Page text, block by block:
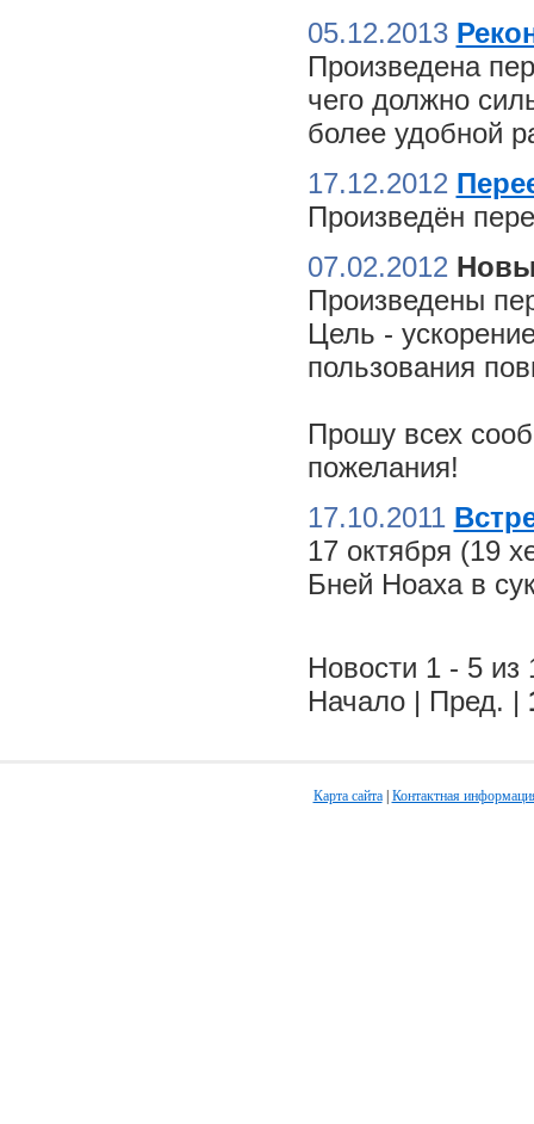
05.12.2013
Произведена
чего должно
более удобной
17.12.2012
Произведён
07.02.2012
Произведены
Цель -
пользования
Прошу всех
пожелания!
17.10.2011
17 октября (19
Бней Ноаха в
Новости 1 - 5 из
Начало | Пред. |
Карта сайта| Контактная